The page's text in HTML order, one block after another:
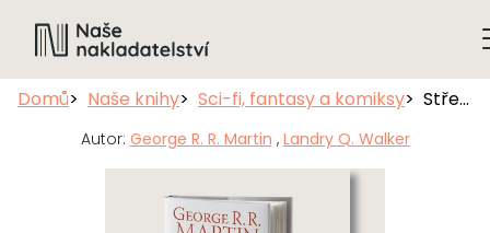
Domů Naše knihy Sci-fi, fantasy a komiksy Střet králů: Kniha druhá
Autor: George R. R. Martin , Landry Q. Walker